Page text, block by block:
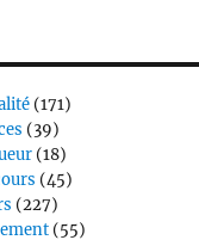
(171)
(39)
(18)
(45)
(227)
(55)